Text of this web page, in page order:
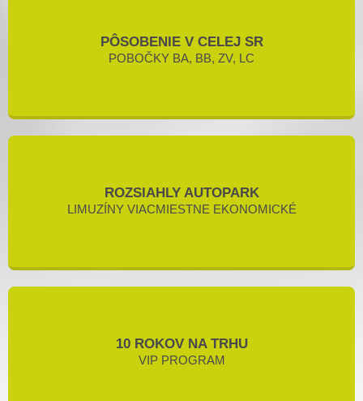
PÔSOBENIE V CELEJ SR
POBOČKY BA, BB, ZV, LC
ROZSIAHLY AUTOPARK
LIMUZÍNY VIACMIESTNE EKONOMICKÉ
10 ROKOV NA TRHU
VIP PROGRAM